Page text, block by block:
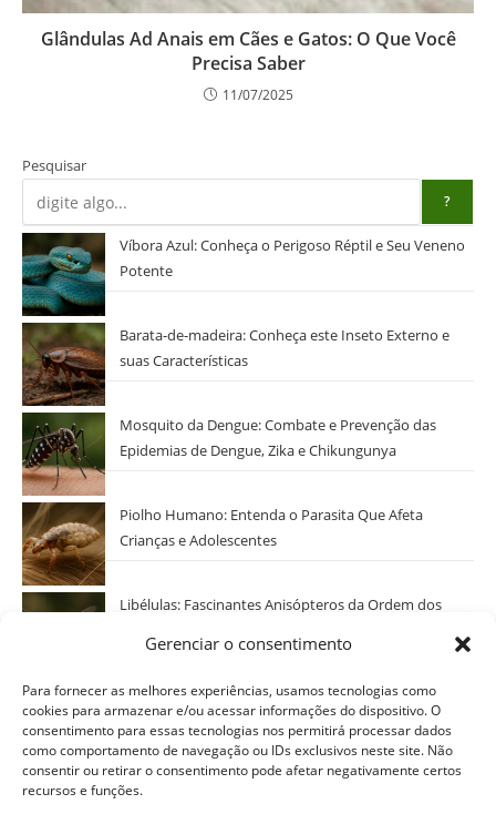
Gerenciar o consentimento
Para fornecer as melhores experiências, usamos tecnologias como
cookies para armazenar e/ou acessar informações do dispositivo. O
consentimento para essas tecnologias nos permitirá processar dados
como comportamento de navegação ou IDs exclusivos neste site. Não
consentir ou retirar o consentimento pode afetar negativamente certos
recursos e funções.
Glândulas Ad Anais em Cães e Gatos: O Que Você
Precisa Saber
11/07/2025
Pesquisar
?
Víbora Azul: Conheça o Perigoso Réptil e Seu Veneno
Potente
Barata-de-madeira: Conheça este Inseto Externo e
suas Características
Mosquito da Dengue: Combate e Prevenção das
Epidemias de Dengue, Zika e Chikungunya
Piolho Humano: Entenda o Parasita Que Afeta
Crianças e Adolescentes
Libélulas: Fascinantes Anisópteros da Ordem dos
Categorias
Selecionar Categoria